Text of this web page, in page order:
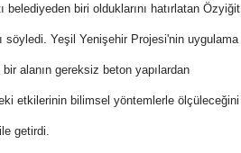
biri olduklarını hatırlatan Özyiğit,
söyledi. Yeşil Yenişehir Projesi'nin uygulama
alanın gereksiz beton yapılardan
etkilerinin bilimsel yöntemlerle ölçüleceğini
getirdi.